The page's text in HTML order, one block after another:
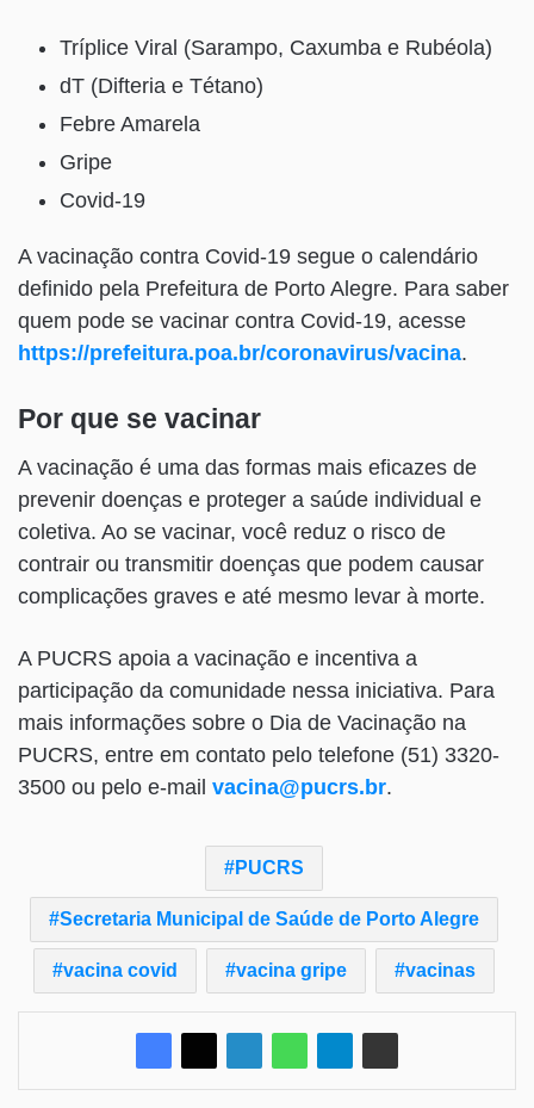
Tríplice Viral (Sarampo, Caxumba e Rubéola)
dT (Difteria e Tétano)
Febre Amarela
Gripe
Covid-19
A vacinação contra Covid-19 segue o calendário
definido pela Prefeitura de Porto Alegre. Para saber
quem pode se vacinar contra Covid-19, acesse
https://prefeitura.poa.br/coronavirus/vacina.
Por que se vacinar
A vacinação é uma das formas mais eficazes de
prevenir doenças e proteger a saúde individual e
coletiva. Ao se vacinar, você reduz o risco de
contrair ou transmitir doenças que podem causar
complicações graves e até mesmo levar à morte.
A PUCRS apoia a vacinação e incentiva a
participação da comunidade nessa iniciativa. Para
mais informações sobre o Dia de Vacinação na
PUCRS, entre em contato pelo telefone (51) 3320-
3500 ou pelo e-mail vacina@pucrs.br.
PUCRS
Secretaria Municipal de Saúde de Porto Alegre
vacina covid vacina gripe vacinas